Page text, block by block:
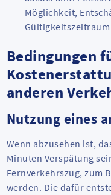
Möglichkeit,
Bedingungen
anderen
Nutzung eines
Wenn abzusehen ist,
Minuten Verspätung
Fernverkehrszug, zum
werden. Die dafür